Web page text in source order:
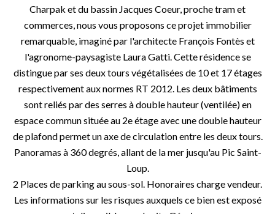
Charpak et du bassin Jacques Coeur, proche tram et
commerces, nous vous proposons ce projet immobilier
remarquable, imaginé par l'architecte François Fontès et
l'agronome-paysagiste Laura Gatti. Cette résidence se
distingue par ses deux tours végétalisées de 10 et 17 étages
respectivement aux normes RT 2012. Les deux bâtiments
sont reliés par des serres à double hauteur (ventilée) en
espace commun située au 2e étage avec une double hauteur
de plafond permet un axe de circulation entre les deux tours.
Panoramas à 360 degrés, allant de la mer jusqu'au Pic Saint-
Loup.
2 Places de parking au sous-sol. Honoraires charge vendeur.
Les informations sur les risques auxquels ce bien est exposé